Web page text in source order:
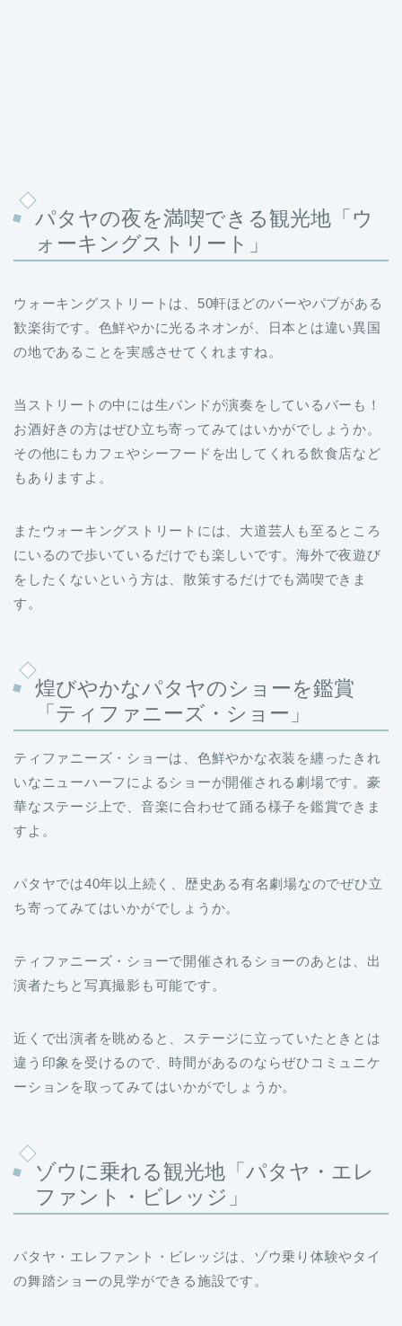
パタヤの夜を満喫できる観光地「ウ
ォーキングストリート」
ウォーキングストリートは、50軒ほどのバーやパブがある
歓楽街です。色鮮やかに光るネオンが、日本とは違い異国
の地であることを実感させてくれますね。
当ストリートの中には生バンドが演奏をしているバーも！
お酒好きの方はぜひ立ち寄ってみてはいかがでしょうか。
その他にもカフェやシーフードを出してくれる飲食店など
もありますよ。
またウォーキングストリートには、大道芸人も至るところ
にいるので歩いているだけでも楽しいです。海外で夜遊び
をしたくないという方は、散策するだけでも満喫できま
す。
煌びやかなパタヤのショーを鑑賞
「ティファニーズ・ショー」
ティファニーズ・ショーは、色鮮やかな衣装を纏ったきれ
いなニューハーフによるショーが開催される劇場です。豪
華なステージ上で、音楽に合わせて踊る様子を鑑賞できま
すよ。
パタヤでは40年以上続く、歴史ある有名劇場なのでぜひ立
ち寄ってみてはいかがでしょうか。
ティファニーズ・ショーで開催されるショーのあとは、出
演者たちと写真撮影も可能です。
近くで出演者を眺めると、ステージに立っていたときとは
違う印象を受けるので、時間があるのならぜひコミュニケ
ーションを取ってみてはいかがでしょうか。
ゾウに乗れる観光地「パタヤ・エレ
ファント・ビレッジ」
パタヤ・エレファント・ビレッジは、ゾウ乗り体験やタイ
の舞踏ショーの見学ができる施設です。